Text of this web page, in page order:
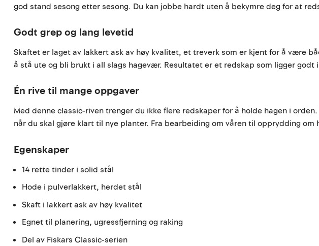
god stand sesong etter sesong. Du kan jobbe hardt uten å bekymre deg for at
Godt grep og lang levetid
Skaftet er laget av lakkert ask av høy kvalitet, et treverk som er kjent for å være
å stå ute og bli brukt i all slags hagevær. Resultatet er et redskap som ligger godt
Én rive til mange oppgaver
Med denne classic-riven trenger du ikke flere redskaper for å holde hagen i
når du skal gjøre klart til nye planter. Fra bearbeiding om våren til opprydding
Egenskaper
14 rette tinder i solid stål
Hode i pulverlakkert, herdet stål
Skaft i lakkert ask av høy kvalitet
Egnet til planering, ugressfjerning og raking
Del av Fiskars Classic-serien